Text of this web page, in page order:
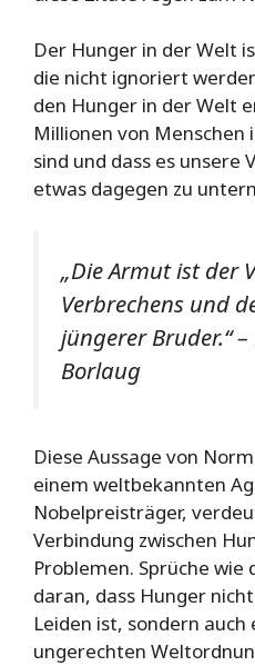
Der Hunger in der Welt
die nicht ignoriert
den Hunger in der Welt
Millionen von Menschen
sind und dass es unsere
etwas dagegen zu
„Die Armut ist der
Verbrechens und
jüngerer Bruder.“–
Borlaug
Diese Aussage von
einem weltbekannten
Nobelpreisträger,
Verbindung zwischen
Problemen. Sprüche wie
daran, dass Hunger
Leiden ist, sondern
ungerechten